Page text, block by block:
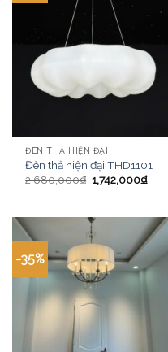
ĐÈN THẢ HIỆN ĐẠI
Đèn thả hiện đại THD1101
2,680,000₫ 1,742,000₫
-35%